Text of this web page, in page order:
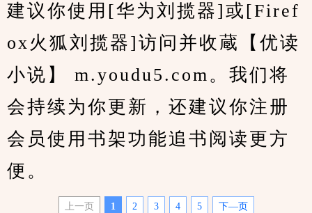
建议你使用[华为刘揽器]或[Firef
ox火狐刘揽器]访问并收蔵【优读
小说】 m.youdu5.com。我们将
会持续为你更新，还建议你注册
会员使用书架功能追书阅读更方
便。
上一页 1 2 3 4 5 下—页